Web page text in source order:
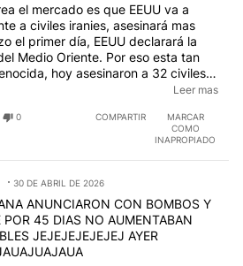
el mercado es que EEUU va a
a civiles iranies, asesinará mas
el primer día, EEUU declarará la
Medio Oriente. Por eso esta tan
hoy asesinaron a 32 civiles
europea no tiene otro destinoLeer mas
0 COMPARTIR
MARCAR
COMO
INAPROPIADO
30 DE ABRIL DE 2026
ANUNCIARON CON BOMBOS Y
POR 45 DIAS NO AUMENTABAN
JEJEJEJEJEJEJ AYER